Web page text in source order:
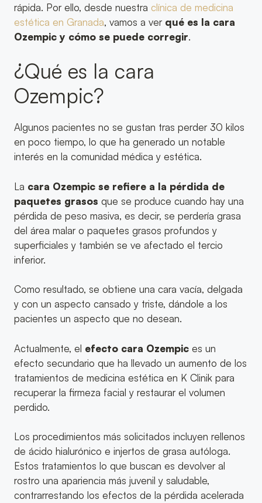
rápida. Por ello, desde nuestra clínica de medicina
estética en Granada, vamos a ver qué es la cara
Ozempic y cómo se puede corregir.
¿Qué es la cara
Ozempic?
Algunos pacientes no se gustan tras perder 30 kilos
en poco tiempo, lo que ha generado un notable
interés en la comunidad médica y estética.
La cara Ozempic se refiere a la pérdida de
paquetes grasos que se produce cuando hay una
pérdida de peso masiva, es decir, se perdería grasa
del área malar o paquetes grasos profundos y
superficiales y también se ve afectado el tercio
inferior.
Como resultado, se obtiene una cara vacía, delgada
y con un aspecto cansado y triste, dándole a los
pacientes un aspecto que no desean.
Actualmente, el efecto cara Ozempic es un
efecto secundario que ha llevado un aumento de los
tratamientos de medicina estética en K Clinik para
recuperar la firmeza facial y restaurar el volumen
perdido.
Los procedimientos más solicitados incluyen rellenos
de ácido hialurónico e injertos de grasa autóloga.
Estos tratamientos lo que buscan es devolver al
rostro una apariencia más juvenil y saludable,
contrarrestando los efectos de la pérdida acelerada